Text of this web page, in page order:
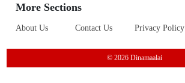
More Sections
About Us Contact Us Privacy Policy
© 2026 Dinamaalai